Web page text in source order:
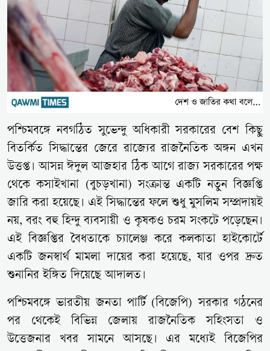
পশ্চিমবঙ্গে নবগঠিত সুভেন্দু অধিকারী সরকারের বেশ কিছু
বিতর্কিত সিদ্ধান্তের জেরে রাজ্যের রাজনৈতিক অঙ্গন এখন
উত্তপ্ত। আসন্ন ঈদুল আজহার ঠিক আগে রাজ্য সরকারের পক্ষ
থেকে কসাইখানা (বুচড়খানা) সংক্রান্ত একটি নতুন বিজ্ঞপ্তি
জারি করা হয়েছে। এই সিদ্ধান্তের ফলে শুধু মুসলিম সম্প্রদায়ই
নয়, বরং বহু হিন্দু ব্যবসায়ী ও কৃষকও চরম সংকটে পড়েছেন।
এই বিজ্ঞপ্তির বৈধতাকে চ্যালেঞ্জ করে কলকাতা হাইকোর্টে
একটি জনস্বার্থ মামলা দায়ের করা হয়েছে, যার ওপর দ্রুত
শুনানির ইঙ্গিত দিয়েছে আদালত।
পশ্চিমবঙ্গে ভারতীয় জনতা পার্টি (বিজেপি) সরকার গঠনের
পর থেকেই বিভিন্ন জেলায় রাজনৈতিক সহিংসতা ও
উত্তেজনার খবর সামনে আসছে। এর মধ্যেই বিজেপির